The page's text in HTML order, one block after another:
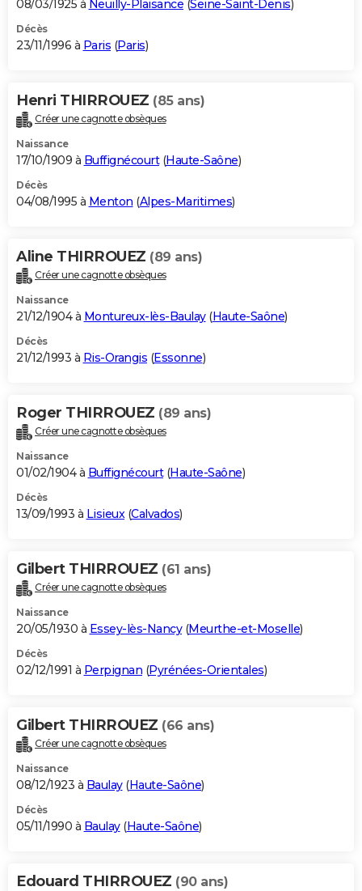
08/03/1925 à Neuilly-Plaisance (Seine-Saint-Denis)
Décès
23/11/1996 à Paris (Paris)
Henri THIRROUEZ (85 ans)
Créer une cagnotte obsèques
Naissance
17/10/1909 à Buffignécourt(Haute-Saône)
Décès
04/08/1995 à Menton (Alpes-Maritimes)
Aline THIRROUEZ (89 ans)
Créer une cagnotte obsèques
Naissance
21/12/1904 à Montureux-lès-Baulay(Haute-Saône)
Décès
21/12/1993 à Ris-Orangis (Essonne)
Roger THIRROUEZ (89 ans)
Créer une cagnotte obsèques
Naissance
01/02/1904 à Buffignécourt(Haute-Saône)
Décès
13/09/1993 à Lisieux(Calvados)
Gilbert THIRROUEZ (61 ans)
Créer une cagnotte obsèques
Naissance
20/05/1930 à Essey-lès-Nancy(Meurthe-et-Moselle)
Décès
02/12/1991 à Perpignan (Pyrénées-Orientales)
Gilbert THIRROUEZ (66 ans)
Créer une cagnotte obsèques
Naissance
08/12/1923 à Baulay(Haute-Saône)
Décès
05/11/1990 à Baulay(Haute-Saône)
Edouard THIRROUEZ (90 ans)